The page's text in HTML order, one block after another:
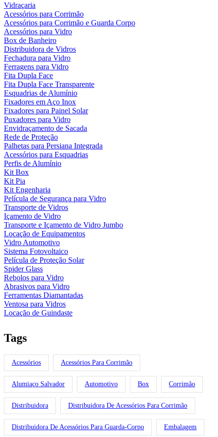
Vidraçaria
Acessórios para Corrimão
Acessórios para Corrimão e Guarda Corpo
Acessórios para Vidro
Box de Banheiro
Distribuidora de Vidros
Fechadura para Vidro
Ferragens para Vidro
Fita Dupla Face
Fita Dupla Face Transparente
Esquadrias de Alumínio
Fixadores em Aço Inox
Fixadores para Painel Solar
Puxadores para Vidro
Envidraçamento de Sacada
Rede de Proteção
Palhetas para Persiana Integrada
Acessórios para Esquadrias
Perfis de Alumínio
Kit Box
Kit Pia
Kit Engenharia
Película de Segurança para Vidro
Transporte de Vidros
Içamento de Vidro
Transporte e Içamento de Vidro Jumbo
Locação de Equipamentos
Vidro Automotivo
Sistema Fotovoltaico
Película de Proteção Solar
Spider Glass
Rebolos para Vidro
Abrasivos para Vidro
Ferramentas Diamantadas
Ventosa para Vidros
Locação de Guindaste
Tags
Acessórios Acessórios Para Corrimão
Alumiaço Salvador Automotivo Box Corrimão
Distribuidora Distribuidora De Acessórios Para Corrimão
Distribuidora De Acessórios Para Guarda-Corpo Embalagem